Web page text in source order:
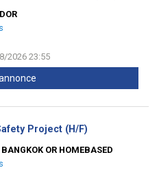
2026 23:55
Project (H/F)
BANGKOK OR HOMEBASED